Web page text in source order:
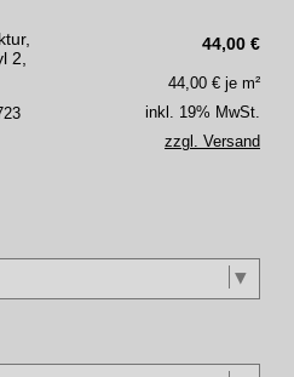
44,00 €
2,
44,00 € je m²
inkl. 19% MwSt.
zzgl. Versand